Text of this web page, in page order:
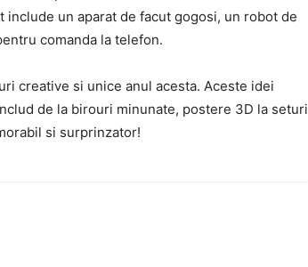
un aparat de facut gogosi, un robot de
comanda la telefon.
creative si unice anul acesta. Aceste idei
de la birouri minunate, postere 3D la seturi
si surprinzator!